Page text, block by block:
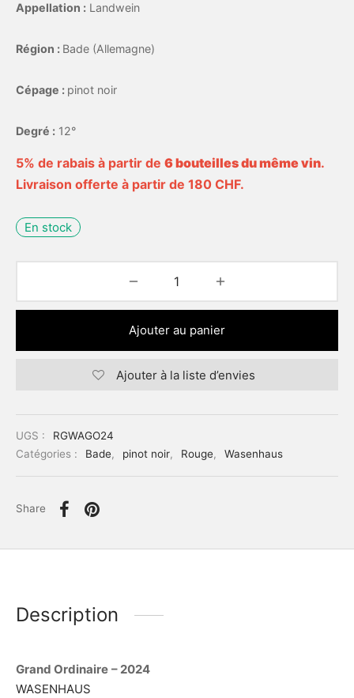
Appellation : Landwein
Région : Bade (Allemagne)
Cépage : pinot noir
Degré : 12°
5% de rabais à partir de 6 bouteilles du même vin.
Livraison offerte à partir de 180 CHF.
En stock
Ajouter au panier
Ajouter à la liste d’envies
UGS :
RGWAGO24
Catégories :
Bade, pinot noir, Rouge, Wasenhaus
Share
Description
Grand Ordinaire – 2024
WASENHAUS